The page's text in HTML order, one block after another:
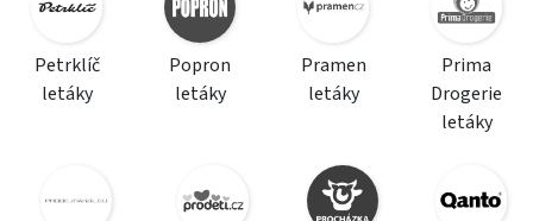
Petrklíč
letáky
Popron
letáky
Pramen
letáky
Prima
Drogerie
letáky